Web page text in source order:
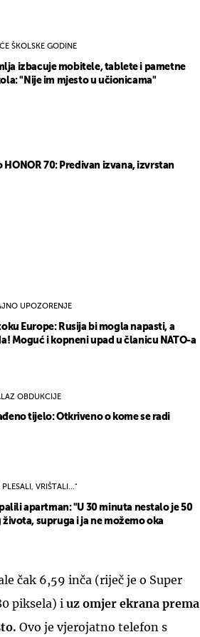
ŠKOLSKE GODINE
izbacuje mobitele, tablete i pametne
"Nije im mjesto u učionicama"
HONOR 70: Predivan izvana, izvrstan
UPOZORENJE
Europe: Rusija bi mogla napasti, a
Moguć i kopneni upad u članicu NATO-a
OBDUKCIJE
tijelo: Otkriveno o kome se radi
VRIŠTALI..."
apartman: "U 30 minuta nestalo je 50
života, supruga i ja ne možemo oka
čak 6,59 inča (riječ je o Super
piksela) i uz omjer ekrana prema
Ovo je vjerojatno telefon s